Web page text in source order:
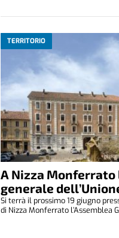
TERRITORIO
A Nizza Monferrato
generale
Si terrà il prossimo 19 giugno
di Nizza Monferrato l’Assemblea